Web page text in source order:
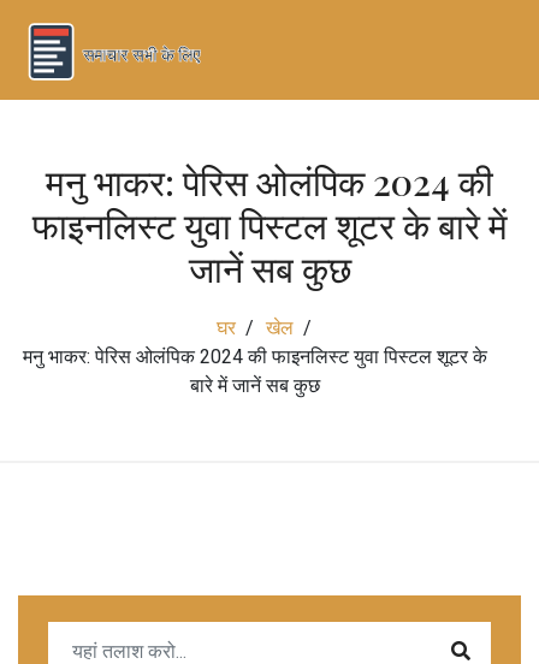
मनु भाकर: पेरिस ओलंपिक 2024 की
फाइनलिस्ट युवा पिस्टल शूटर के बारे में
जानें सब कुछ
घर
खेल
मनु भाकर: पेरिस ओलंपिक 2024 की फाइनलिस्ट युवा पिस्टल शूटर के
बारे में जानें सब कुछ